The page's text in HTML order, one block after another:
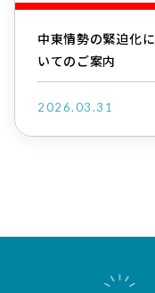
中東情勢の緊迫化
いてのご案内
2026.03.31